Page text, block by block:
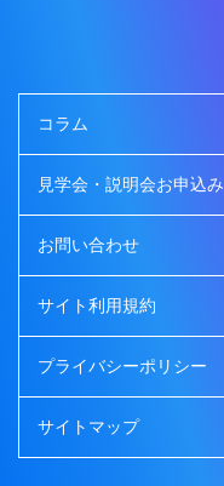
コラム
見学会・説明会お申込み
お問い合わせ
サイト利用規約
プライバシーポリシー
サイトマップ